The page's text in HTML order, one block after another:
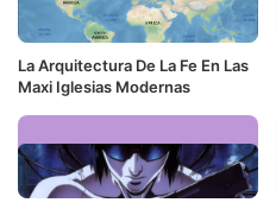
La Arquitectura De La Fe En Las
Maxi Iglesias Modernas